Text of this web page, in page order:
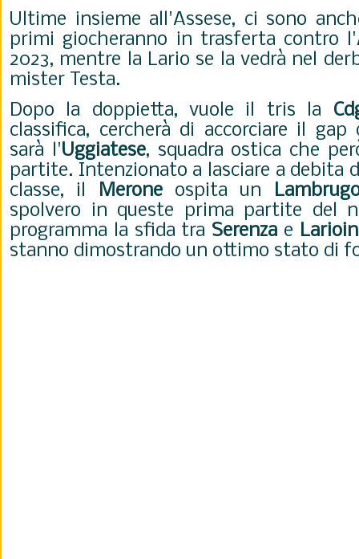
Ultime insieme all'Assese, ci sono
primi giocheranno in trasferta contro l'
2023, mentre la Lario se la vedrà nel
mister Testa.
Dopo la doppietta, vuole il tris la
classifica, cercherà di accorciare il
sarà l'Uggiatese, squadra ostica che
partite. Intenzionato a lasciare a debita
classe, il Meroneospita un
spolvero in queste prima partite del
programma la sfida tra Serenza e
stanno dimostrando un ottimo stato di